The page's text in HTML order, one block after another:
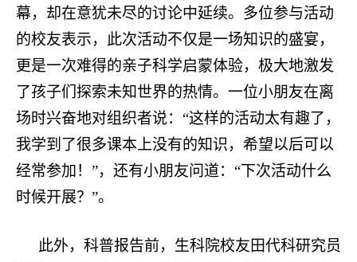
幕，却在意犹未尽的讨论中延续。多位参与活动
的校友表示，此次活动不仅是一场知识的盛宴，
更是一次难得的亲子科学启蒙体验，极大地激发
了孩子们探索未知世界的热情。一位小朋友在离
场时兴奋地对组织者说：“这样的活动太有趣了，
我学到了很多课本上没有的知识，希望以后可以
经常参加！”，还有小朋友问道：“下次活动什么
时候开展？”。
此外，科普报告前，生科院校友田代科研究员